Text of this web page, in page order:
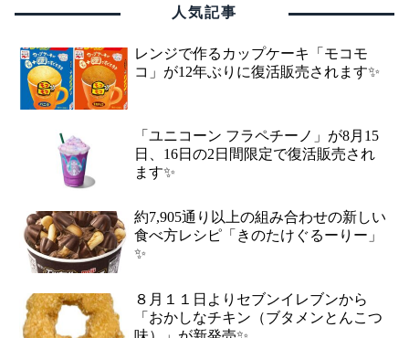
人気記事
レンジで作るカップケーキ「モコモ
コ」が12年ぶりに復活販売されます✨
「ユニコーン フラペチーノ」が8月15
日、16日の2日間限定で復活販売され
ます✨
約7,905通り以上の組み合わせの新しい
食べ方レシピ「きのたけぐるーりー」
✨
８月１１日よりセブンイレブンから
「おかしなチキン（ブタメンとんこつ